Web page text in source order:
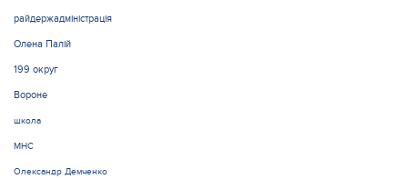
райдержадміністрація
Олена Палій
199 округ
Вороне
школа
МНС
Олександр Демченко